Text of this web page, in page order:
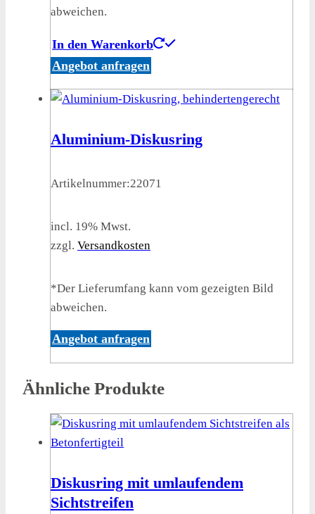
abweichen.
In den Warenkorb
Angebot anfragen
Aluminium-Diskusring
Artikelnummer:22071
incl. 19% Mwst.
zzgl. Versandkosten
*Der Lieferumfang kann vom gezeigten Bild
abweichen.
Angebot anfragen
Ähnliche Produkte
Diskusring mit umlaufendem
Sichtstreifen